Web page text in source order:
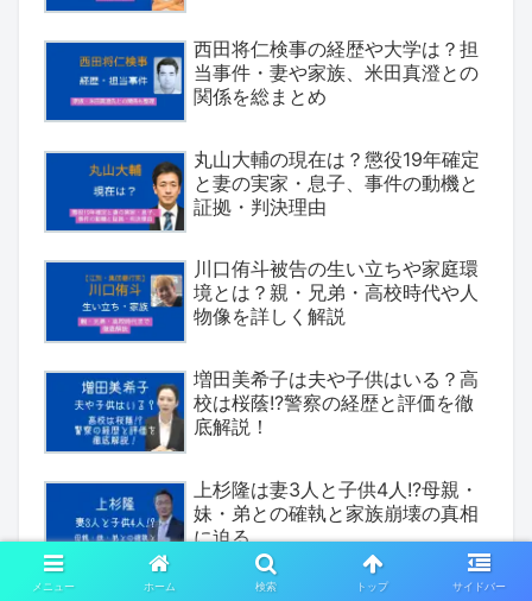
西田将仁検事の経歴や大学は？担
当事件・妻や家族、米田真澄との
関係を総まとめ
丸山大輔の現在は？懲役19年確定
と妻の実家・息子、事件の動機と
証拠・判決理由
川口侑斗被告の生い立ちや家庭環
境とは？親・兄弟・高校時代や人
物像を詳しく解説
増田美希子は夫や子供はいる？高
校は桜蔭!?警察の経歴と評価を徹
底解説！
上杉隆は妻3人と子供4人!?母親・
妹・弟との確執と家族崩壊の真相
に迫る
メニュー ホーム 検索 トップ サイドバー